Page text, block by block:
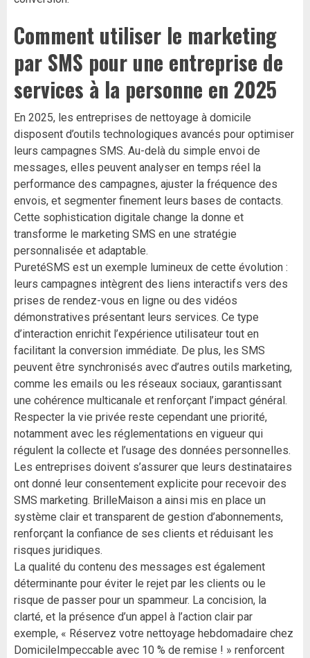
Comment utiliser le marketing
par SMS pour une entreprise de
services à la personne en 2025
En 2025, les entreprises de nettoyage à domicile
disposent d’outils technologiques avancés pour optimiser
leurs campagnes SMS. Au-delà du simple envoi de
messages, elles peuvent analyser en temps réel la
performance des campagnes, ajuster la fréquence des
envois, et segmenter finement leurs bases de contacts.
Cette sophistication digitale change la donne et
transforme le marketing SMS en une stratégie
personnalisée et adaptable.
PuretéSMS est un exemple lumineux de cette évolution :
leurs campagnes intègrent des liens interactifs vers des
prises de rendez-vous en ligne ou des vidéos
démonstratives présentant leurs services. Ce type
d’interaction enrichit l’expérience utilisateur tout en
facilitant la conversion immédiate. De plus, les SMS
peuvent être synchronisés avec d’autres outils marketing,
comme les emails ou les réseaux sociaux, garantissant
une cohérence multicanale et renforçant l’impact général.
Respecter la vie privée reste cependant une priorité,
notamment avec les réglementations en vigueur qui
régulent la collecte et l’usage des données personnelles.
Les entreprises doivent s’assurer que leurs destinataires
ont donné leur consentement explicite pour recevoir des
SMS marketing. BrilleMaison a ainsi mis en place un
système clair et transparent de gestion d’abonnements,
renforçant la confiance de ses clients et réduisant les
risques juridiques.
La qualité du contenu des messages est également
déterminante pour éviter le rejet par les clients ou le
risque de passer pour un spammeur. La concision, la
clarté, et la présence d’un appel à l’action clair par
exemple, « Réservez votre nettoyage hebdomadaire chez
DomicileImpeccable avec 10 % de remise ! » renforcent